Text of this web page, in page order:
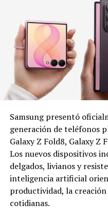
Samsung presentó
generación de teléfonos
Galaxy Z Fold8, Galaxy Z
Los nuevos dispositivos
delgados, livianos y
inteligencia artificial
productividad, la
cotidianas.